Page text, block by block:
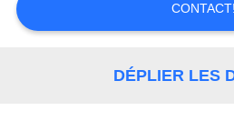
DEMANDEZ
CONTACT!
DÉPLIER LES